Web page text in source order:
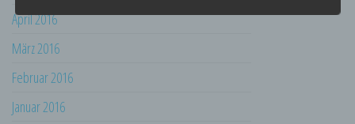
April 2016
März 2016
Februar 2016
Januar 2016